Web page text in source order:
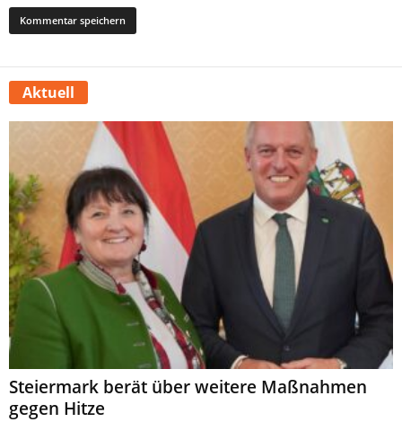
Aktuell
Steiermark berät über weitere Maßnahmen
gegen Hitze